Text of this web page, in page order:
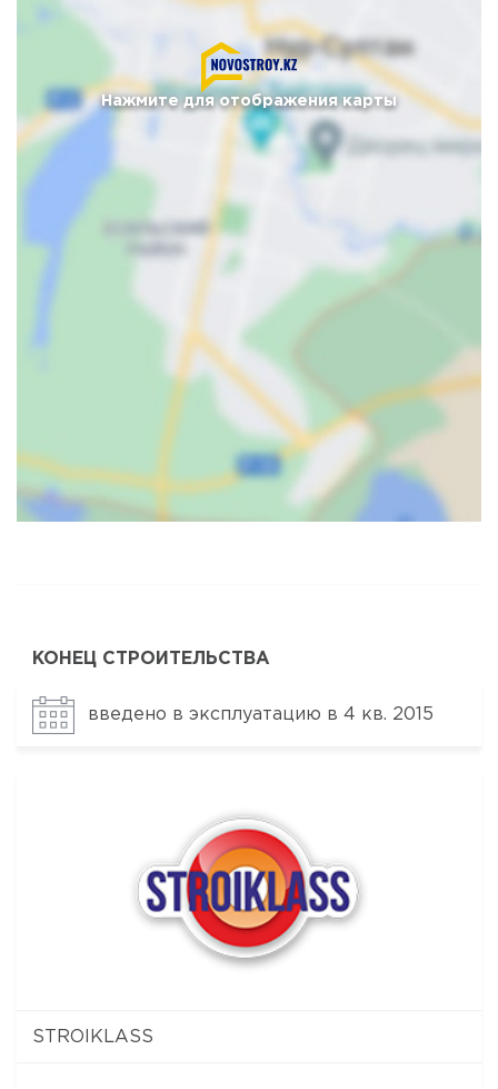
Нажмите для отображения карты
КОНЕЦ СТРОИТЕЛЬСТВА
введено в эксплуатацию в 4 кв. 2015
STROIKLASS